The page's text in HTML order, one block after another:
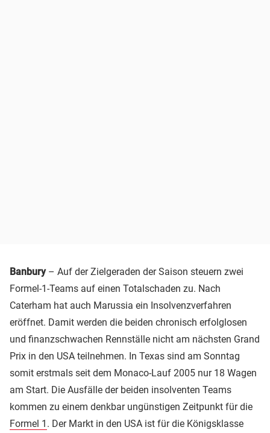
Banbury– Auf der Zielgeraden der Saison steuern zwei
Formel-1-Teams auf einen Totalschaden zu. Nach
Caterham hat auch Marussia ein Insolvenzverfahren
eröffnet. Damit werden die beiden chronisch erfolglosen
und finanzschwachen Rennställe nicht am nächsten Grand
Prix in den USA teilnehmen. In Texas sind am Sonntag
somit erstmals seit dem Monaco-Lauf 2005 nur 18 Wagen
am Start. Die Ausfälle der beiden insolventen Teams
kommen zu einem denkbar ungünstigen Zeitpunkt für die
Formel 1 . Der Markt in den USA ist für die Königsklasse